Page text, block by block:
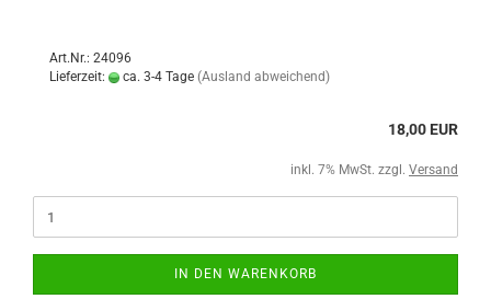
Art.Nr.: 24096
Lieferzeit:
ca. 3-4 Tage (Ausland abweichend)
18,00 EUR
inkl. 7% MwSt. zzgl. Versand
IN DEN WARENKORB